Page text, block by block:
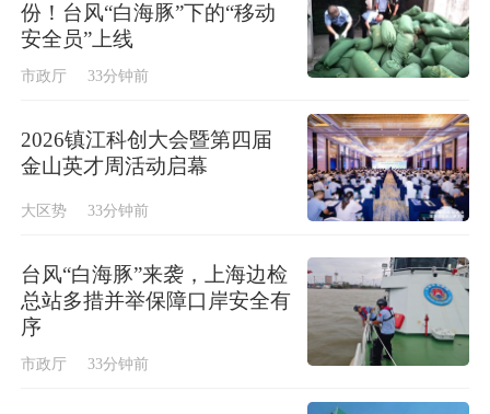
份！台风“白海豚”下的“移动
安全员”上线
市政厅 33分钟前
2026镇江科创大会暨第四届
金山英才周活动启幕
大区势 33分钟前
台风“白海豚”来袭，上海边检
总站多措并举保障口岸安全有
序
市政厅 33分钟前